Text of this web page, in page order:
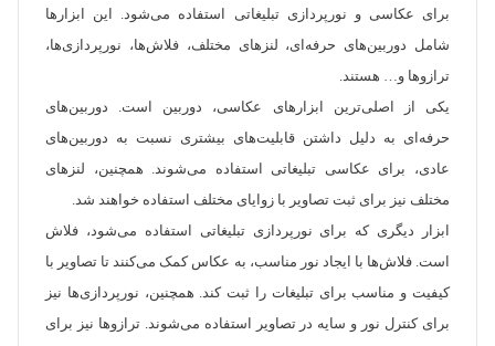
برای عکاسی و نورپردازی تبلیغاتی استفاده می‌شود. این ابزارها
شامل دوربین‌های حرفه‌ای، لنز‌های مختلف، فلاش‌ها، نورپردازی‌ها،
ترازوها و… هستند.
یکی از اصلی‌ترین ابزارهای عکاسی، دوربین است. دوربین‌های
حرفه‌ای به دلیل داشتن قابلیت‌های بیشتری نسبت به دوربین‌های
عادی، برای عکاسی تبلیغاتی استفاده می‌شوند. همچنین، لنز‌های
مختلف نیز برای ثبت تصاویر با زوایای مختلف استفاده خواهند شد.
ابزار دیگری که برای نورپردازی تبلیغاتی استفاده می‌شود، فلاش
است. فلاش‌ها با ایجاد نور مناسب، به عکاس کمک می‌کنند تا تصاویر با
کیفیت و مناسب برای تبلیغات را ثبت کند. همچنین، نورپردازی‌ها نیز
برای کنترل نور و سایه در تصاویر استفاده می‌شوند. ترازوها نیز برای